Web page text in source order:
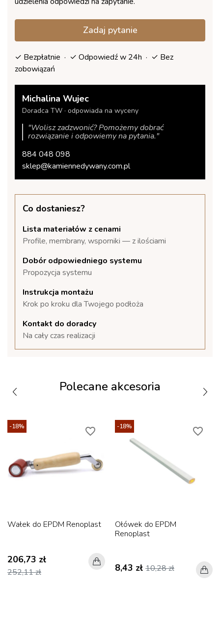
Zadaj pytanie
✓ Bezpłatnie · ✓ Odpowiedź w 24h · ✓ Bez
zobowiązań
Michalina Wujec
Doradca TW · odpowiada na wyceny
"Wolisz zadzwonić? Pomożemy dobrać
rozwiązanie i odpowiemy na pytania."
884 048 098
sklep@kamiennedywany.com.pl
Co dostaniesz?
Lista materiałów z cenami
Profile, membrany, wsporniki — z ilościami
Dobór odpowiedniego systemu
Propozycja systemu
Instrukcja montażu
Krok po kroku dla Twojego podłoża
Kontakt do doradcy
Na cały czas realizacji
Polecane akcesoria
-18% favorite_border
Wałek do EPDM Renoplast
206,73 zł
252,11 zł
-18% favorite_border
Ołówek do EPDM
Renoplast
8,43 zł 10,28 zł